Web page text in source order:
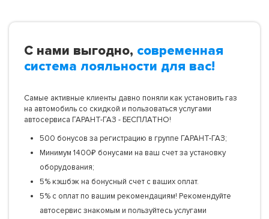
С нами выгодно, современная
система лояльности для вас!
Самые активные клиенты давно поняли как установить газ
на автомобиль со скидкой и пользоваться услугами
автосервиса ГАРАНТ-ГАЗ - БЕСПЛАТНО!
500 бонусов за регистрацию в группе ГАРАНТ-ГАЗ;
Минимум 1400₽ бонусами на ваш счет за установку
оборудования;
5% кэшбэк на бонусный счет с ваших оплат.
5% с оплат по вашим рекомендациям! Рекомендуйте
автосервис знакомым и пользуйтесь услугами